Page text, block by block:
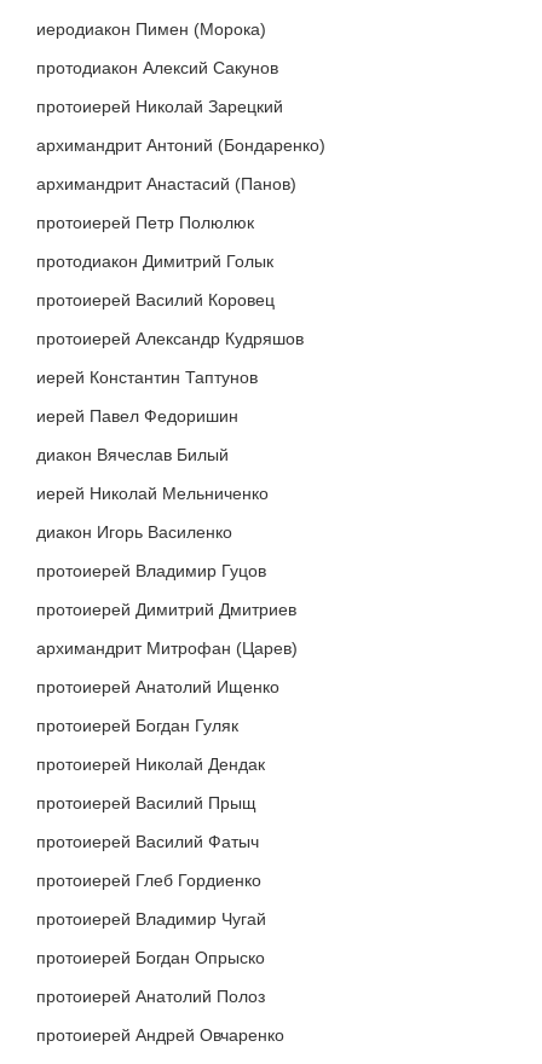
иеродиакон Пимен (Морока)
протодиакон Алексий Сакунов
протоиерей Николай Зарецкий
архимандрит Антоний (Бондаренко)
архимандрит Анастасий (Панов)
протоиерей Петр Полюлюк
протодиакон Димитрий Голык
протоиерей Василий Коровец
протоиерей Александр Кудряшов
иерей Константин Таптунов
иерей Павел Федоришин
диакон Вячеслав Билый
иерей Николай Мельниченко
диакон Игорь Василенко
протоиерей Владимир Гуцов
протоиерей Димитрий Дмитриев
архимандрит Митрофан (Царев)
протоиерей Анатолий Ищенко
протоиерей Богдан Гуляк
протоиерей Николай Дендак
протоиерей Василий Прыщ
протоиерей Василий Фатыч
протоиерей Глеб Гордиенко
протоиерей Владимир Чугай
протоиерей Богдан Опрыско
протоиерей Анатолий Полоз
протоиерей Андрей Овчаренко